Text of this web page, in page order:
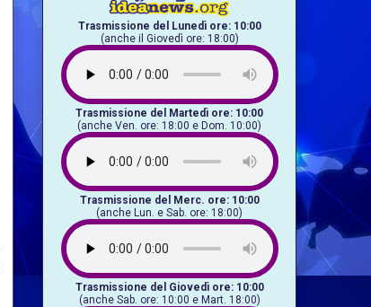
Trasmissione del Lunedì ore: 10:00
(anche il Giovedì ore: 18:00)
Trasmissione del Martedì ore: 10:00
(anche Ven. ore: 18:00 e Dom. 10:00)
Trasmissione del Merc. ore: 10:00
(anche Lun. e Sab. ore: 18:00)
Trasmissione del Giovedì ore: 10:00
(anche Sab. ore: 10:00 e Mart. 18:00)